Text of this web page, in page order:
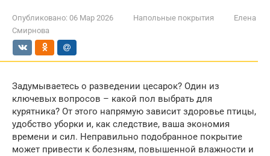
Опубликовано: 06 Мар 2026 Напольные покрытия
Елена
Смирнова
Задумываетесь о разведении цесарок? Один из
ключевых вопросов – какой пол выбрать для
курятника? От этого напрямую зависит здоровье птицы,
удобство уборки и, как следствие, ваша экономия
времени и сил. Неправильно подобранное покрытие
может привести к болезням, повышенной влажности и